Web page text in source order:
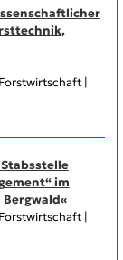
|
im
|